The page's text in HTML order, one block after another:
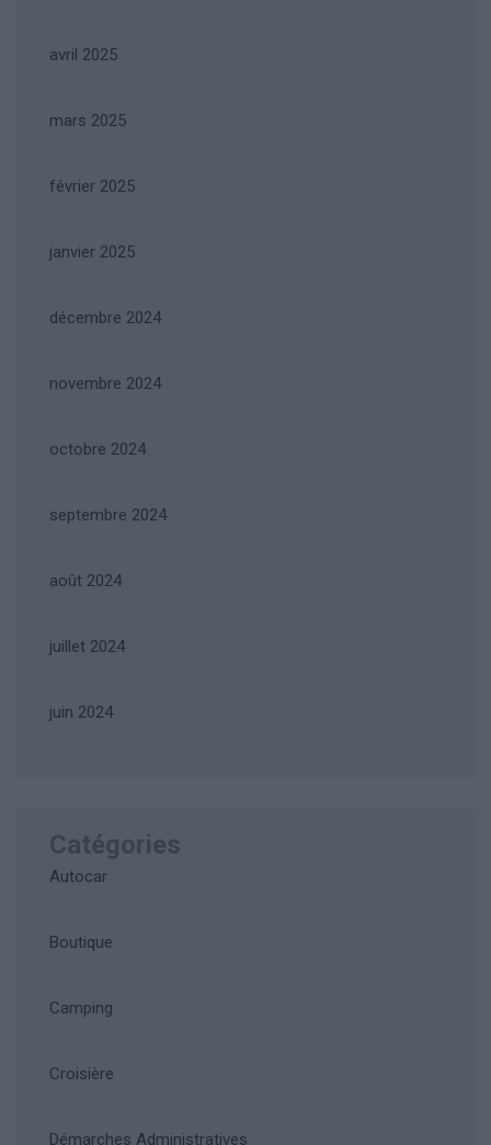
avril 2025
mars 2025
février 2025
janvier 2025
décembre 2024
novembre 2024
octobre 2024
septembre 2024
août 2024
juillet 2024
juin 2024
Catégories
Autocar
Boutique
Camping
Croisière
Démarches Administratives